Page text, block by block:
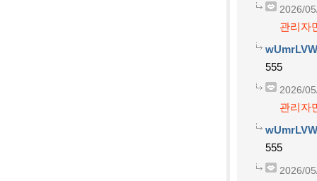
2026/
관리자
555
2026/
관리자
555
2026/